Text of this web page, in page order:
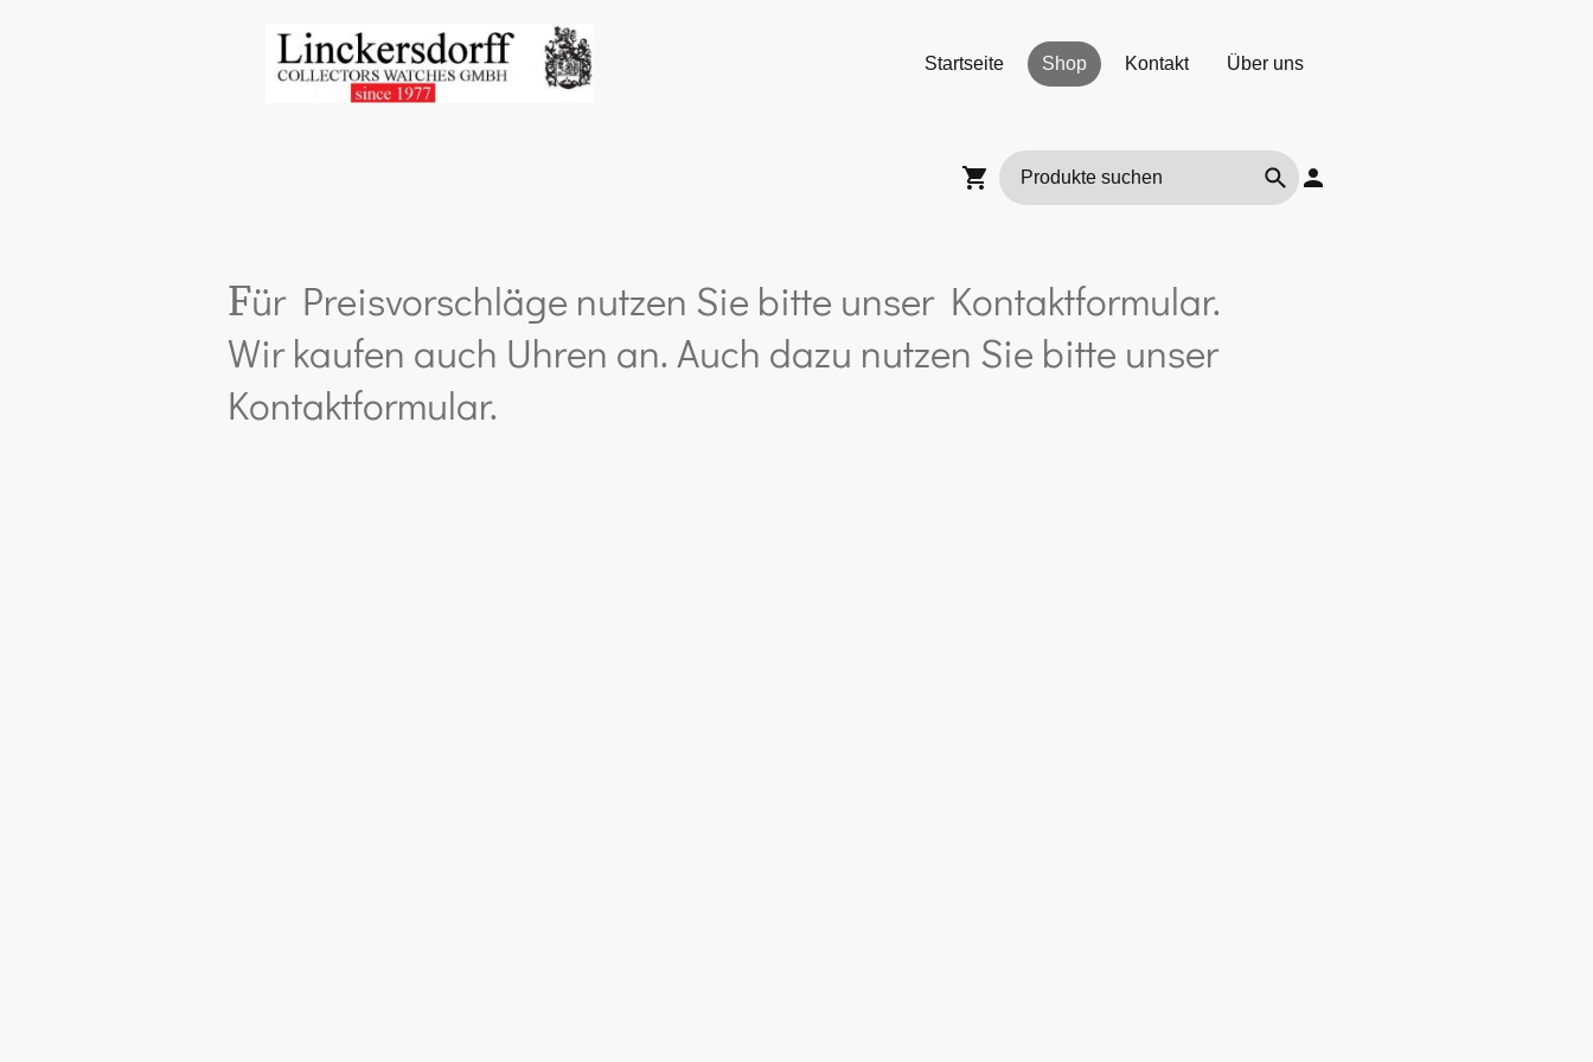
Startseite Shop Kontakt Über uns
Für Preisvorschläge nutzen Sie bitte unser Kontaktformular.
Wir kaufen auch Uhren an. Auch dazu nutzen Sie bitte unser
Kontaktformular.